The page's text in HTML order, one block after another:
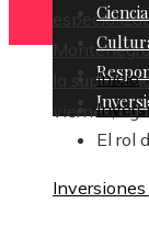
la
viernes,
Inicio
El rol